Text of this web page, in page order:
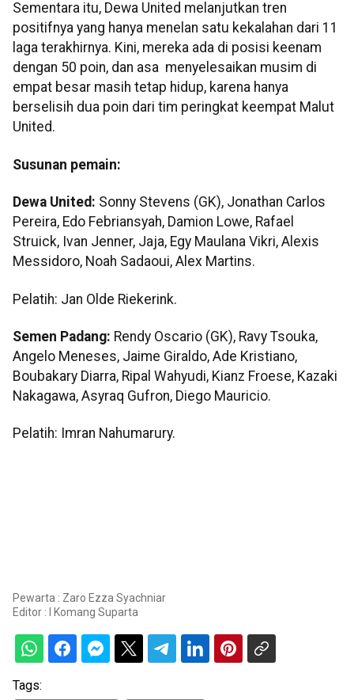
Sementara itu, Dewa United melanjutkan tren
positifnya yang hanya menelan satu kekalahan dari 11
laga terakhirnya. Kini, mereka ada di posisi keenam
dengan 50 poin, dan asa menyelesaikan musim di
empat besar masih tetap hidup, karena hanya
berselisih dua poin dari tim peringkat keempat Malut
United.
Susunan pemain:
Dewa United: Sonny Stevens (GK), Jonathan Carlos
Pereira, Edo Febriansyah, Damion Lowe, Rafael
Struick, Ivan Jenner, Jaja, Egy Maulana Vikri, Alexis
Messidoro, Noah Sadaoui, Alex Martins.
Pelatih: Jan Olde Riekerink.
Semen Padang: Rendy Oscario (GK), Ravy Tsouka,
Angelo Meneses, Jaime Giraldo, Ade Kristiano,
Boubakary Diarra, Ripal Wahyudi, Kianz Froese, Kazaki
Nakagawa, Asyraq Gufron, Diego Mauricio.
Pelatih: Imran Nahumarury.
Pewarta : Zaro Ezza Syachniar
Editor :
I Komang Suparta
Tags: